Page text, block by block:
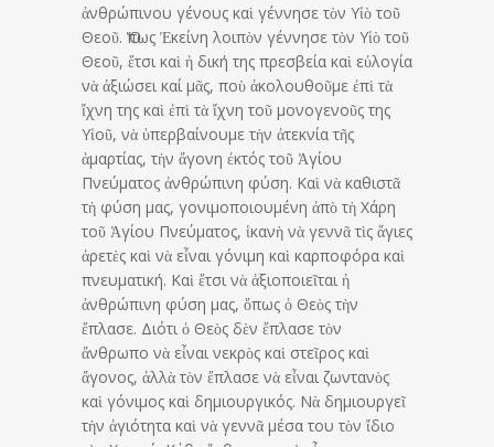
ἀνθρώπινου γένους καὶ γέννησε τὸν Υἱὸ τοῦ
Θεοῦ. Ὅπως Ἐκείνη λοιπὸν γέννησε τὸν Υἱὸ τοῦ
Θεοῦ, ἔτσι καὶ ἡ δική της πρεσβεία καὶ εὐλογία
νὰ ἀξιώσει καί μᾶς, ποὺ ἀκολουθοῦμε ἐπὶ τὰ
ἴχνη της καὶ ἐπὶ τὰ ἴχνη τοῦ μονογενοῦς της
Υἱοῦ, νὰ ὑπερβαίνουμε τὴν ἀτεκνία τῆς
ἁμαρτίας, τὴν ἄγονη ἐκτός τοῦ Ἁγίου
Πνεύματος ἀνθρώπινη φύση. Καὶ νὰ καθιστᾶ
τὴ φύση μας, γονιμοποιουμένη ἀπὸ τὴ Χάρη
τοῦ Ἁγίου Πνεύματος, ἱκανὴ νὰ γεννᾶ τὶς ἅγιες
ἀρετὲς καὶ νὰ εἶναι γόνιμη καὶ καρποφόρα καὶ
πνευματική. Καὶ ἔτσι νὰ ἀξιοποιεῖται ἡ
ἀνθρώπινη φύση μας, ὅπως ὁ Θεὸς τὴν
ἔπλασε. Διότι ὁ Θεὸς δὲν ἔπλασε τὸν
ἄνθρωπο νὰ εἶναι νεκρὸς καὶ στεῖρος καὶ
ἄγονος, ἀλλὰ τὸν ἔπλασε νὰ εἶναι ζωντανὸς
καὶ γόνιμος καὶ δημιουργικός. Νὰ δημιουργεῖ
τὴν ἁγιότητα καὶ νὰ γεννᾶ μέσα του τὸν ἴδιο